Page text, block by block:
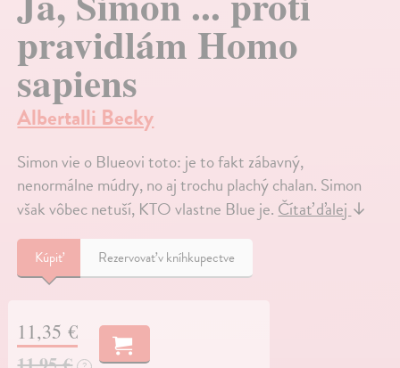
pravidlám Homo
sapiens
Albertalli Becky
Simon vie o Blueovi toto: je to fakt zábavný,
nenormálne múdry, no aj trochu plachý chalan. Simon
však vôbec netuší, KTO vlastne Blue je. Čítať ďalej ↓
Kúpiť Rezervovať v kníhkupectve
11,35 €